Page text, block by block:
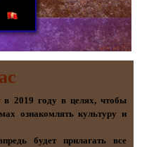
в 2019 году в целях, чтобы
ознакомлять культуру и
будет прилагать все